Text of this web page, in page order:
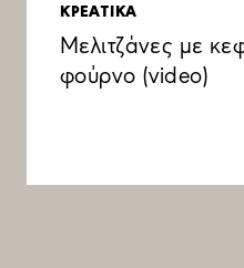
ΚΡΕΑΤΙΚΑ
Μελιτζάνες με
φούρνο (video)